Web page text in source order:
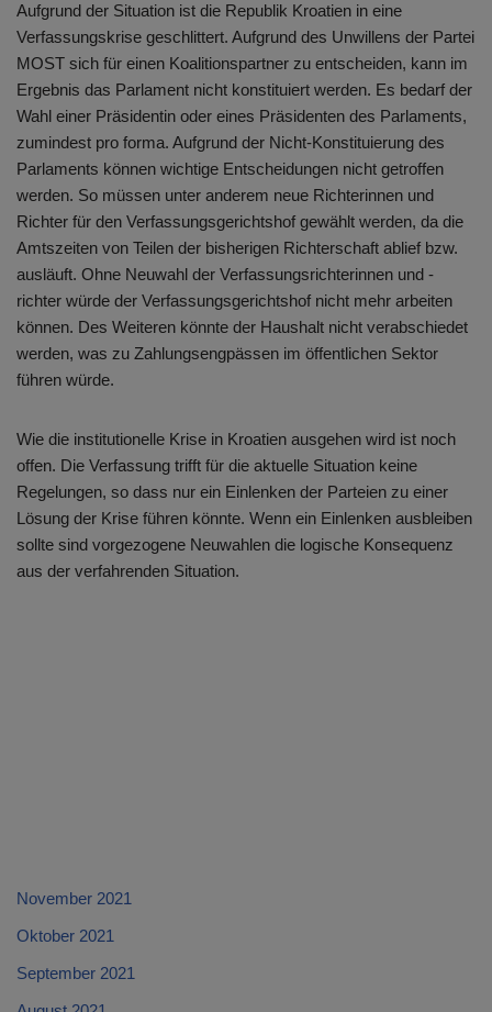
Aufgrund der Situation ist die Republik Kroatien in eine
Verfassungskrise geschlittert. Aufgrund des Unwillens der Partei
MOST sich für einen Koalitionspartner zu entscheiden, kann im
Ergebnis das Parlament nicht konstituiert werden. Es bedarf der
Wahl einer Präsidentin oder eines Präsidenten des Parlaments,
zumindest pro forma. Aufgrund der Nicht-Konstituierung des
Parlaments können wichtige Entscheidungen nicht getroffen
werden. So müssen unter anderem neue Richterinnen und
Richter für den Verfassungsgerichtshof gewählt werden, da die
Amtszeiten von Teilen der bisherigen Richterschaft ablief bzw.
ausläuft. Ohne Neuwahl der Verfassungsrichterinnen und -
richter würde der Verfassungsgerichtshof nicht mehr arbeiten
können. Des Weiteren könnte der Haushalt nicht verabschiedet
werden, was zu Zahlungsengpässen im öffentlichen Sektor
führen würde.
Wie die institutionelle Krise in Kroatien ausgehen wird ist noch
offen. Die Verfassung trifft für die aktuelle Situation keine
Regelungen, so dass nur ein Einlenken der Parteien zu einer
Lösung der Krise führen könnte. Wenn ein Einlenken ausbleiben
sollte sind vorgezogene Neuwahlen die logische Konsequenz
aus der verfahrenden Situation.
November 2021
Oktober 2021
September 2021